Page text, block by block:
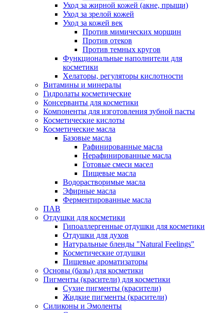
Уход за жирной кожей (акне, прыщи)
Уход за зрелой кожей
Уход за кожей век
Против мимических морщин
Против отеков
Против темных кругов
Функциональные наполнители для
косметики
Хелаторы, регуляторы кислотности
Витамины и минералы
Гидролаты косметические
Консерванты для косметики
Компоненты для изготовления зубной пасты
Косметические кислоты
Косметические масла
Базовые масла
Рафинированные масла
Нерафинированные масла
Готовые смеси масел
Пищевые масла
Водорастворимые масла
Эфирные масла
Ферментированные масла
ПАВ
Отдушки для косметики
Гипоаллергенные отдушки для косметики
Отдушки для духов
Натуральные бленды "Natural Feelings"
Косметические отдушки
Пищевые ароматизаторы
Основы (базы) для косметики
Пигменты (красители) для косметики
Сухие пигменты (красители)
Жидкие пигменты (красители)
Силиконы и Эмоленты